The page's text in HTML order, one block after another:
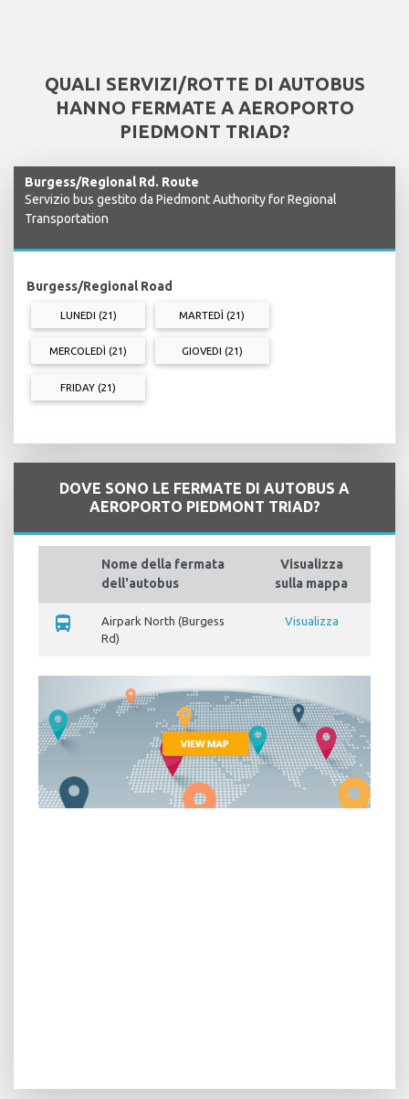
QUALI SERVIZI/ROTTE DI AUTOBUS
HANNO FERMATE A AEROPORTO
PIEDMONT TRIAD?
Burgess/Regional Rd. Route
Servizio bus gestito da Piedmont Authority for Regional
Transportation
Burgess/Regional Road
LUNEDI (21) MARTEDÌ (21)
MERCOLEDÌ (21) GIOVEDI (21)
FRIDAY (21)
DOVE SONO LE FERMATE DI AUTOBUS A
AEROPORTO PIEDMONT TRIAD?
Nome della fermata
dell'autobus
Visualizza
sulla mappa
directions_bus
Airpark North (Burgess
Rd)
Visualizza